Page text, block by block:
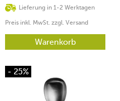
Lieferung in 1-2 Werktagen
Preis inkl. MwSt. zzgl. Versand
Warenkorb
- 25%